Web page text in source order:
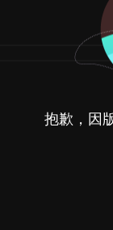
抱歉，因